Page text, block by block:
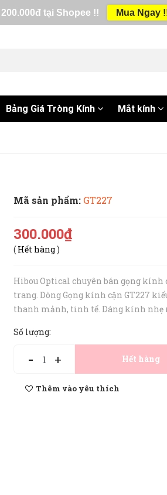
Bảng Giá Tròng Kính Mắt kính
Mã sản phẩm: GT227
300.000₫
(Hết hàng)
Hibou Optical chuyên bán gọng kính
trang. Dòng Gọng kính cận GT227
thanh mảnh, tinh tế. Dáng kính nhẹ
nhàng và cực bền bỉ. • Gọng kính cận
Số lượng:
- + Hết hàng
Thêm vào yêu thích
tại Shopee !! Mua Ngay